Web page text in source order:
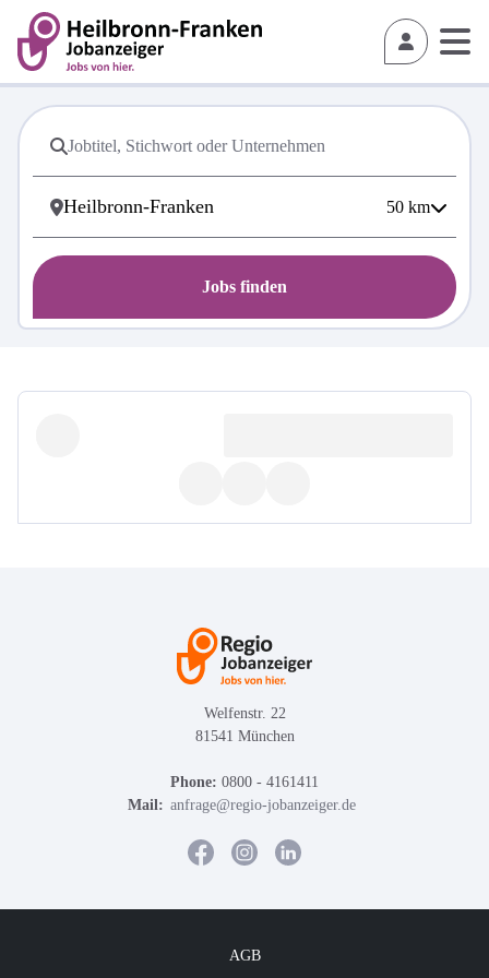
50 km
Jobs finden
Welfenstr. 22
81541 München
Phone: 0800 - 4161411
Mail: anfrage@regio-jobanzeiger.de
AGB